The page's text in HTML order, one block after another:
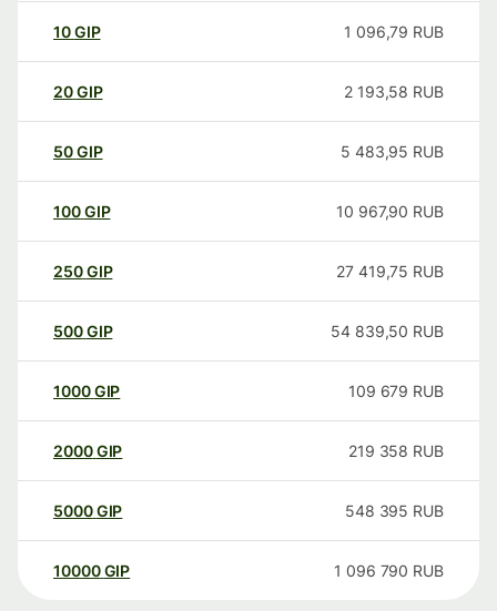
10GIP 1 096,79 RUB
20GIP 2 193,58 RUB
50GIP 5 483,95 RUB
100GIP 10 967,90 RUB
250GIP 27 419,75 RUB
500GIP 54 839,50 RUB
1000GIP 109 679 RUB
2000GIP 219 358 RUB
5000GIP 548 395 RUB
10000 GIP 1 096 790 RUB